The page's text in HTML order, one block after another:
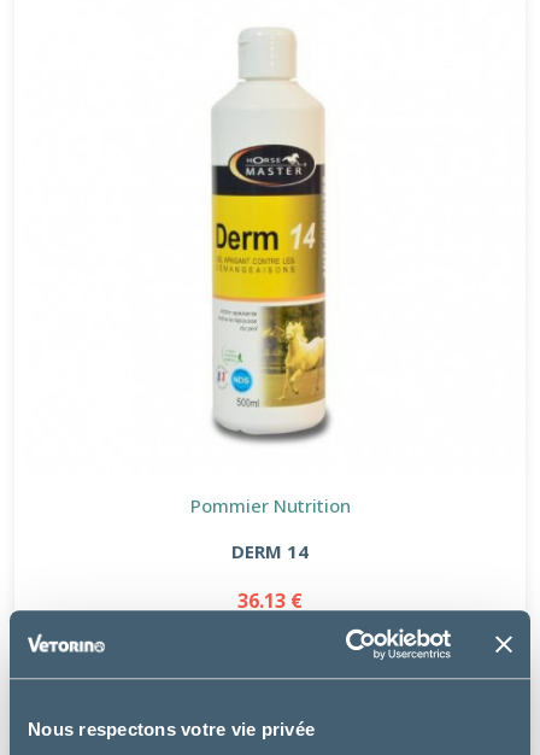
Nous respectons votre vie privée
Pommier Nutrition
DERM 14
36.13 €